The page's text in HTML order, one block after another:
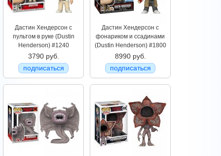
Дастин Хендерсон с
пультом в руке (Dustin
Henderson) #1240
3790 руб.
подписаться
Дастин Хендерсон с
фонариком и ссадинами
(Dustin Henderson) #1800
8990 руб.
подписаться